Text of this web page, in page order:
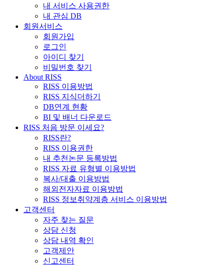
내 서비스 사용권한
내 관심 DB
회원서비스
회원가입
로그인
아이디 찾기
비밀번호 찾기
About RISS
RISS 이용방법
RISS 지식더하기
DB연계 현황
BI 및 배너 다운로드
RISS 처음 방문 이세요?
RISS란?
RISS 이용권한
내 추천논문 등록방법
RISS 자료 유형별 이용방법
복사/대출 이용방법
해외전자자료 이용방법
RISS 정보취약계층 서비스 이용방법
고객센터
자주 찾는 질문
상담 신청
상담 내역 확인
고객제안
신고센터